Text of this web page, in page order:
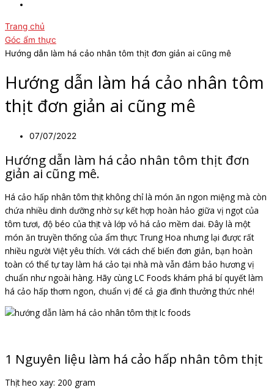
Trang chủ
Góc ẩm thực
Hướng dẫn làm há cảo nhân tôm thịt đơn giản ai cũng mê
Hướng dẫn làm há cảo nhân tôm
thịt đơn giản ai cũng mê
07/07/2022
Hướng dẫn làm há cảo nhân tôm thịt đơn
giản ai cũng mê.
Há cảo hấp nhân tôm thịt không chỉ là món ăn ngon miệng mà còn
chứa nhiều dinh dưỡng nhờ sự kết hợp hoàn hảo giữa vị ngọt của
tôm tươi, độ béo của thịt và lớp vỏ há cảo mềm dai. Đây là một
món ăn truyền thống của ẩm thực Trung Hoa nhưng lại được rất
nhiều người Việt yêu thích. Với cách chế biến đơn giản, bạn hoàn
toàn có thể tự tay làm há cảo tại nhà mà vẫn đảm bảo hương vị
chuẩn như ngoài hàng. Hãy cùng LC Foods khám phá bí quyết làm
há cảo hấp thơm ngon, chuẩn vị để cả gia đình thưởng thức nhé!
1 Nguyên liệu làm há cảo hấp nhân tôm thịt
Thịt heo xay: 200 gram